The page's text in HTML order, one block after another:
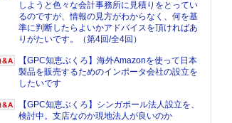
しようと色々な会計事務所に見積りをとってい
るのですが、情報の見方がわからなく、何を基
準に判断したらよいかアドバイスを頂ければあ
りがたいです。（第4回/全4回）
【GPC知恵ぶくろ】海外Amazonを使って日本
製品を販売するためのインポータ会社の設立を
したいです
【GPC知恵ぶくろ】シンガポール法人設立を、
検討中。支店なのか現地法人が良いのか